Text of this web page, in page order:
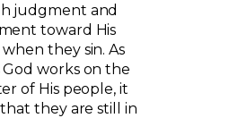
judgment and
toward His
they sin. As
God works on the
of His people, it
they are still in